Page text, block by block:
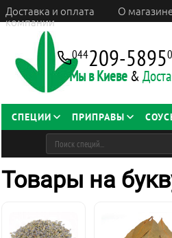
Доставка и оплата О
компании
044209-5895
Мы в Киеве &
СПЕЦИИ ПРИПРАВЫ
Товары на